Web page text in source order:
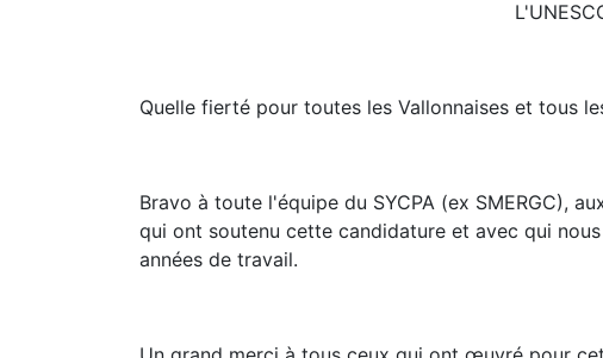
Quelle fierté pour toutes les Vallonnaises et tous
Bravo à toute l'équipe du SYCPA (ex SMERGC),
qui ont soutenu cette candidature et avec qui
années de travail.